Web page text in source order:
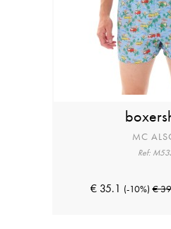
MC
Ref:
€ 35.1 (-10%) € 39